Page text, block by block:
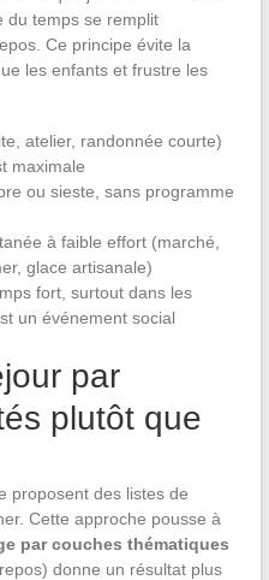
du temps se remplit
Ce principe évite la
les enfants et frustre les
atelier, randonnée courte)
maximale
ou sieste, sans programme
à faible effort (marché,
glace artisanale)
fort, surtout dans les
un événement social
par
plutôt que
proposent des listes de
Cette approche pousse à
par couches thématiques
donne un résultat plus